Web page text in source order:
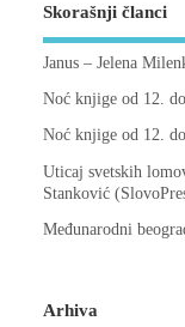
Skorašnji članci
Janus – Jelena
Noć knjige od 12.
Noć knjige od 12.
Uticaj svetskih
Stanković
Međunarodni
Arhiva